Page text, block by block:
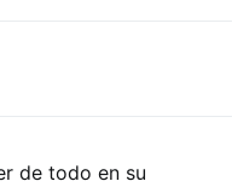
de todo en su